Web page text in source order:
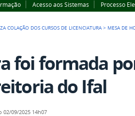
Acesso aos Sistemas Processo
COLAÇÃO DOS CURSOS DE LICENCIATURA > MESA DE
foi formada
do Ifal
02/09/2025 14h07